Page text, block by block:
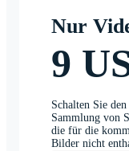
Nur
9
Schalten Sie
Sammlung von
die für die
Bilder nicht